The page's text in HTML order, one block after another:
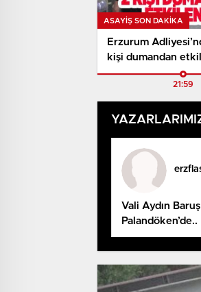
ASAYİŞ SON DAKİKA
Erzurum
kişi dumandan
21:59
Vali Aydın Baruş
Palandöken’de..